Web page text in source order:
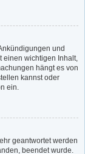
und
einen wichtigen Inhalt,
hängt es von
kannst oder
ein.
geantwortet werden
beendet wurde.